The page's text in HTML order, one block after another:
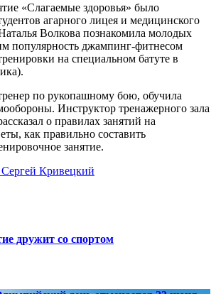
«Слагаемые здоровья» было
агарного лицея и медицинского
Волкова познакомила молодых
популярность джампинг-фитнесом
на специальном батуте в
по рукопашному бою, обучила
Инструктор тренажерного зала
о правилах занятий на
как правильно составить
занятие.
Кривецкий
дружит со спортом